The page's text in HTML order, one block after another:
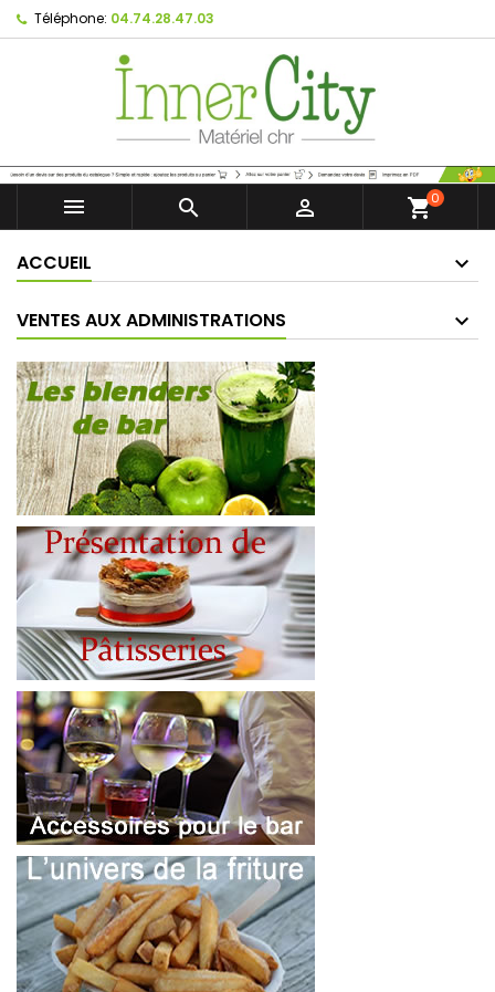
Téléphone: 04.74.28.47.03
   shopping_cart0
ACCUEIL
VENTES AUX ADMINISTRATIONS